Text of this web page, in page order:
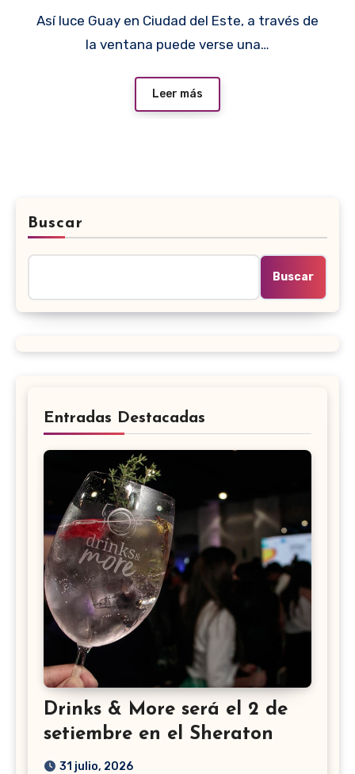
Así luce Guay en Ciudad del Este, a través de
la ventana puede verse una…
Leer más
Buscar
Buscar
Entradas Destacadas
Drinks & More será el 2 de
setiembre en el Sheraton
31 julio, 2026